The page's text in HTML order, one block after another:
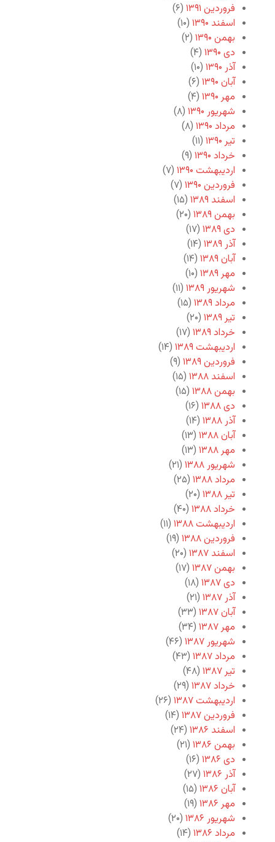
فروردین ۱۳۹۱
(۶)
اسفند ۱۳۹۰
(۱۰)
بهمن ۱۳۹۰
(۲)
دی ۱۳۹۰
(۴)
آذر ۱۳۹۰
(۱۰)
آبان ۱۳۹۰
(۶)
مهر ۱۳۹۰
(۴)
شهریور ۱۳۹۰
(۸)
مرداد ۱۳۹۰
(۸)
تیر ۱۳۹۰
(۱۱)
خرداد ۱۳۹۰
(۹)
اردیبهشت ۱۳۹۰
(۷)
فروردین ۱۳۹۰
(۷)
اسفند ۱۳۸۹
(۱۵)
بهمن ۱۳۸۹
(۲۰)
دی ۱۳۸۹
(۱۷)
آذر ۱۳۸۹
(۱۴)
آبان ۱۳۸۹
(۱۴)
مهر ۱۳۸۹
(۱۰)
شهریور ۱۳۸۹
(۱۱)
مرداد ۱۳۸۹
(۱۵)
تیر ۱۳۸۹
(۲۰)
خرداد ۱۳۸۹
(۱۷)
اردیبهشت ۱۳۸۹
(۱۴)
فروردین ۱۳۸۹
(۹)
اسفند ۱۳۸۸
(۱۵)
بهمن ۱۳۸۸
(۱۵)
دی ۱۳۸۸
(۱۶)
آذر ۱۳۸۸
(۱۴)
آبان ۱۳۸۸
(۱۳)
مهر ۱۳۸۸
(۱۳)
شهریور ۱۳۸۸
(۲۱)
مرداد ۱۳۸۸
(۲۵)
تیر ۱۳۸۸
(۲۰)
خرداد ۱۳۸۸
(۴۰)
اردیبهشت ۱۳۸۸
(۱۱)
فروردین ۱۳۸۸
(۱۹)
اسفند ۱۳۸۷
(۲۰)
بهمن ۱۳۸۷
(۱۷)
دی ۱۳۸۷
(۱۸)
آذر ۱۳۸۷
(۲۱)
آبان ۱۳۸۷
(۳۳)
مهر ۱۳۸۷
(۳۴)
شهریور ۱۳۸۷
(۴۶)
مرداد ۱۳۸۷
(۴۳)
تیر ۱۳۸۷
(۴۸)
خرداد ۱۳۸۷
(۲۹)
اردیبهشت ۱۳۸۷
(۲۶)
فروردین ۱۳۸۷
(۱۴)
اسفند ۱۳۸۶
(۲۴)
بهمن ۱۳۸۶
(۲۱)
دی ۱۳۸۶
(۱۶)
آذر ۱۳۸۶
(۲۷)
آبان ۱۳۸۶
(۱۵)
مهر ۱۳۸۶
(۱۹)
شهریور ۱۳۸۶
(۲۰)
مرداد ۱۳۸۶
(۱۴)